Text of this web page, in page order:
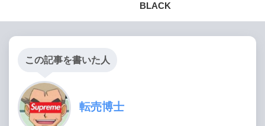
BLACK
この記事を書いた人
転売博士